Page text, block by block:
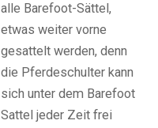
alle Barefoot-Sättel,
etwas weiter vorne
gesattelt werden, denn
die Pferdeschulter kann
sich unter dem Barefoot
Sattel jeder Zeit frei